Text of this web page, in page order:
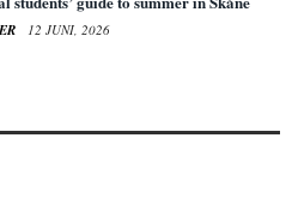
12 JUNI, 2026